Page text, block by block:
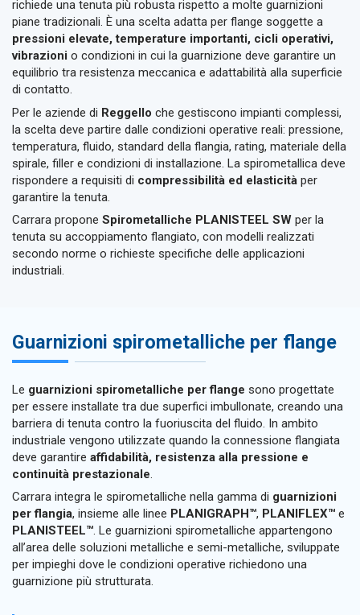
richiede una tenuta più robusta rispetto a molte guarnizioni
piane tradizionali. È una scelta adatta per flange soggette a
pressioni elevate, temperature importanti, cicli operativi,
vibrazioni o condizioni in cui la guarnizione deve garantire un
equilibrio tra resistenza meccanica e adattabilità alla superficie
di contatto.
Per le aziende di Reggello che gestiscono impianti complessi,
la scelta deve partire dalle condizioni operative reali: pressione,
temperatura, fluido, standard della flangia, rating, materiale della
spirale, filler e condizioni di installazione. La spirometallica deve
rispondere a requisiti di compressibilità ed elasticità per
garantire la tenuta.
Carrara propone Spirometalliche PLANISTEEL SW per la
tenuta su accoppiamento flangiato, con modelli realizzati
secondo norme o richieste specifiche delle applicazioni
industriali.
Guarnizioni spirometalliche per flange
Le guarnizioni spirometalliche per flange sono progettate
per essere installate tra due superfici imbullonate, creando una
barriera di tenuta contro la fuoriuscita del fluido. In ambito
industriale vengono utilizzate quando la connessione flangiata
deve garantire affidabilità, resistenza alla pressione e
continuità prestazionale.
Carrara integra le spirometalliche nella gamma di guarnizioni
per flangia, insieme alle linee PLANIGRAPH™, PLANIFLEX™ e
PLANISTEEL™. Le guarnizioni spirometalliche appartengono
all’area delle soluzioni metalliche e semi-metalliche, sviluppate
per impieghi dove le condizioni operative richiedono una
guarnizione più strutturata.